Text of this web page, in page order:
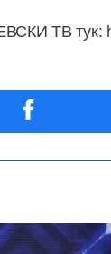
ТВ тук: